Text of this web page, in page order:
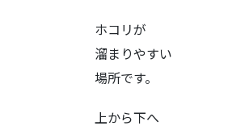
ホコリが
溜まりやすい
場所です。
上から下へ